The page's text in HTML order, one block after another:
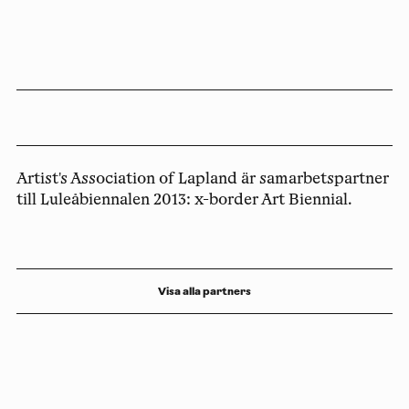
Artist's Association of Lapland är samarbetspartner
till Luleåbiennalen 2013: x-border Art Biennial.
Visa alla partners